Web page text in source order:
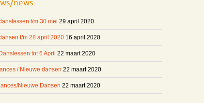
news
t/m 30 mei 29 april 2020
t/m 28 april 2020 16 april 2020
tot 6 April 22 maart 2020
/ Nieuwe dansen 22 maart 2020
Nieuwe Dansen 22 maart 2020